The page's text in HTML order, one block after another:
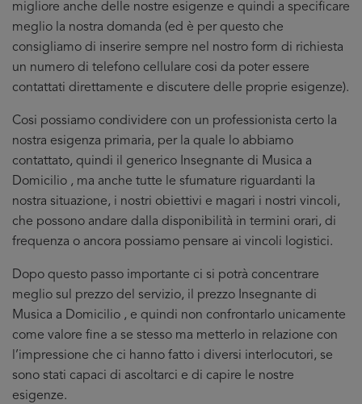
migliore anche delle nostre esigenze e quindi a specificare
meglio la nostra domanda (ed è per questo che
consigliamo di inserire sempre nel nostro form di richiesta
un numero di telefono cellulare cosi da poter essere
contattati direttamente e discutere delle proprie esigenze).
Cosi possiamo condividere con un professionista certo la
nostra esigenza primaria, per la quale lo abbiamo
contattato, quindi il generico Insegnante di Musica a
Domicilio , ma anche tutte le sfumature riguardanti la
nostra situazione, i nostri obiettivi e magari i nostri vincoli,
che possono andare dalla disponibilità in termini orari, di
frequenza o ancora possiamo pensare ai vincoli logistici.
Dopo questo passo importante ci si potrà concentrare
meglio sul prezzo del servizio, il prezzo Insegnante di
Musica a Domicilio , e quindi non confrontarlo unicamente
come valore fine a se stesso ma metterlo in relazione con
l’impressione che ci hanno fatto i diversi interlocutori, se
sono stati capaci di ascoltarci e di capire le nostre
esigenze.